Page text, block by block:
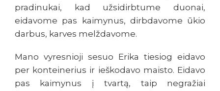
pradinukai, kad užsidirbtume duonai,
eidavome pas kaimynus, dirbdavome ūkio
darbus, karves melždavome.
Mano vyresnioji sesuo Erika tiesiog eidavo
per konteinerius ir ieškodavo maisto. Eidavo
pas kaimynus į tvartą, taip negražiai